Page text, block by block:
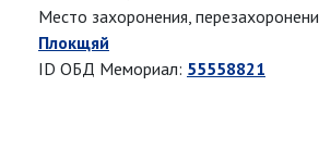
Место захоронения,
Плокщяй
ID ОБД Мемориал: 55558821